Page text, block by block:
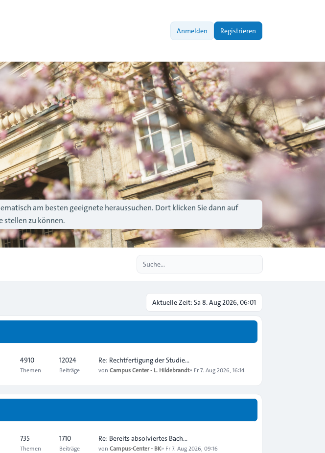
Anmelden Registrieren
am besten geeignete heraussuchen. Dort klicken Sie dann auf
stellen zu können.
Aktuelle Zeit: Sa 8. Aug 2026, 06:01
4910
Themen
12024
Beiträge
Re: Rechtfertigung der Studie…
von Campus Center - L. Hildebrandt» Fr 7. Aug 2026, 16:14
735
Themen
1710
Beiträge
Re: Bereits absolviertes Bach…
von Campus-Center - BK» Fr 7. Aug 2026, 09:16